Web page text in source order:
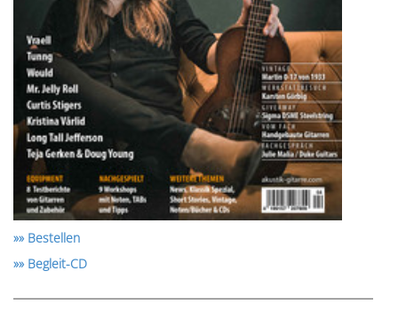
»» Bestellen
»» Begleit-CD